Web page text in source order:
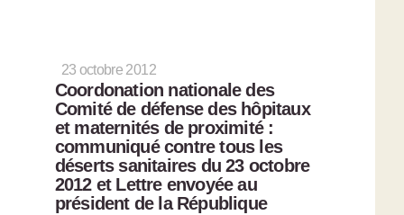
23 octobre 2012
Coordonation nationale des
Comité de défense des hôpitaux
et maternités de proximité :
communiqué contre tous les
déserts sanitaires du 23 octobre
2012 et Lettre envoyée au
président de la République